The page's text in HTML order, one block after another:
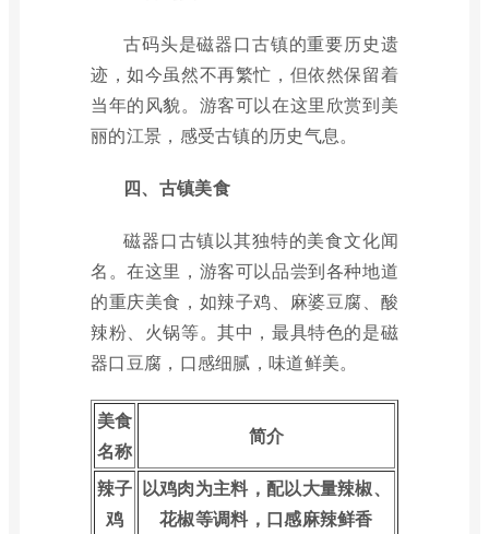
古码头是磁器口古镇的重要历史遗
迹，如今虽然不再繁忙，但依然保留着
当年的风貌。游客可以在这里欣赏到美
丽的江景，感受古镇的历史气息。
四、古镇美食
磁器口古镇以其独特的美食文化闻
名。在这里，游客可以品尝到各种地道
的重庆美食，如辣子鸡、麻婆豆腐、酸
辣粉、火锅等。其中，最具特色的是磁
器口豆腐，口感细腻，味道鲜美。
美食
名称
简介
辣子
鸡
以鸡肉为主料，配以大量辣椒、
花椒等调料，口感麻辣鲜香